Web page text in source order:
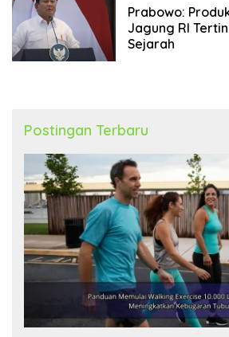
Prabowo:
Jagung RI
Sejarah
Postingan Terbaru